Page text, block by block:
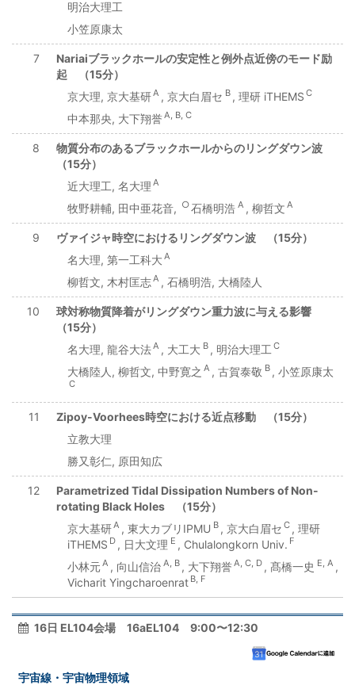
明治大理工
小笠原康太
7
Nariaiブラックホールの安定性と例外点近傍のモード励
起 （15分）
京大理, 京大基研A , 京大白眉セ B , 理研 iTHEMS C
中本那央, 大下翔誉A, B, C
8
物質分布のあるブラックホールからのリングダウン波
（15分）
近大理工, 名大理 A
牧野耕輔, 田中亜花音, ○石橋明浩 A , 柳哲文 A
9
ヴァイジャ時空におけるリングダウン波 （15分）
名大理, 第一工科大 A
柳哲文, 木村匡志A , 石橋明浩, 大橋陸人
10
球対称物質降着がリングダウン重力波に与える影響
（15分）
名大理, 龍谷大法A , 大工大 B , 明治大理工 C
大橋陸人, 柳哲文, 中野寛之 A , 古賀泰敬 B , 小笠原康太
C
11
Zipoy-Voorhees時空における近点移動 （15分）
立教大理
勝又彰仁, 原田知広
12
Parametrized Tidal Dissipation Numbers of Non-
rotating Black Holes （15分）
京大基研A , 東大カブリIPMU B , 京大白眉セ C , 理研
iTHEMS D , 日大文理 E , Chulalongkorn Univ. F
小林元A , 向山信治 A, B , 大下翔誉A, C, D , 髙橋一史 E, A ,
Vicharit Yingcharoenrat B, F
16日 EL104会場 16aEL104 9:00〜12:30
宇宙線・宇宙物理領域